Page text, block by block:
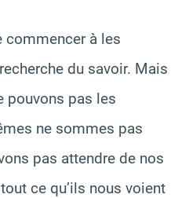
commencer à les
du savoir. Mais
pouvons pas les
ne sommes pas
pas attendre de nos
ce qu’ils nous voient